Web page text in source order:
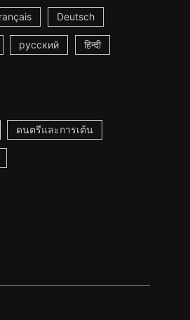
Deutsch
русский हिन्दी
ดนตรีและการเต้น